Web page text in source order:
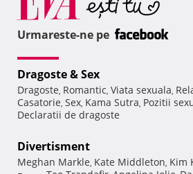
Urmareste-ne pe
Dragoste & Sex
Dragoste, Romantic, Viata sexuala,
Casatorie, Sex, Kama Sutra, Pozitii
Declaratii de dragoste
Divertisment
Meghan Markle, Kate Middleton, Kim